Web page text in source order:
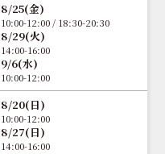
8/25(金)
10:00-12:00 / 18:30-20:30
8/29(火)
14:00-16:00
9/6(水)
10:00-12:00
8/20(日)
10:00-12:00
8/27(日)
14:00-16:00